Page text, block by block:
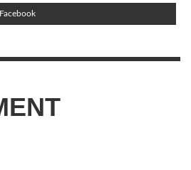
Facebook